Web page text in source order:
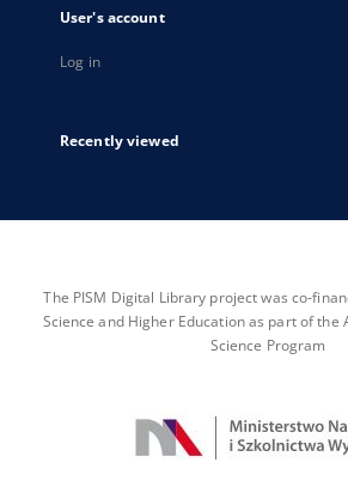
User's account
Log in
Recently viewed
The PISM Digital Library project was co-
Science and Higher Education as part of the
Science Program